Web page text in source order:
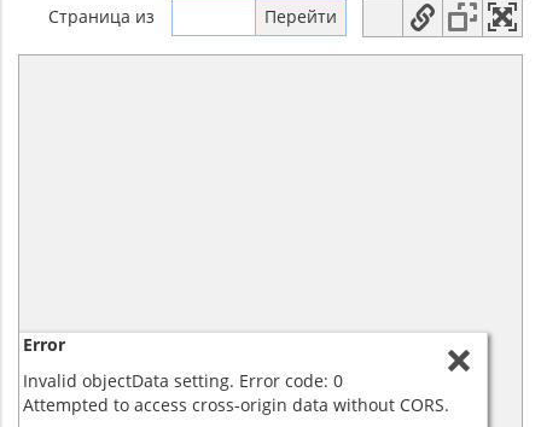
Страница из
Error
Invalid objectData setting. Error code: 0
Attempted to access cross-origin data without CORS.